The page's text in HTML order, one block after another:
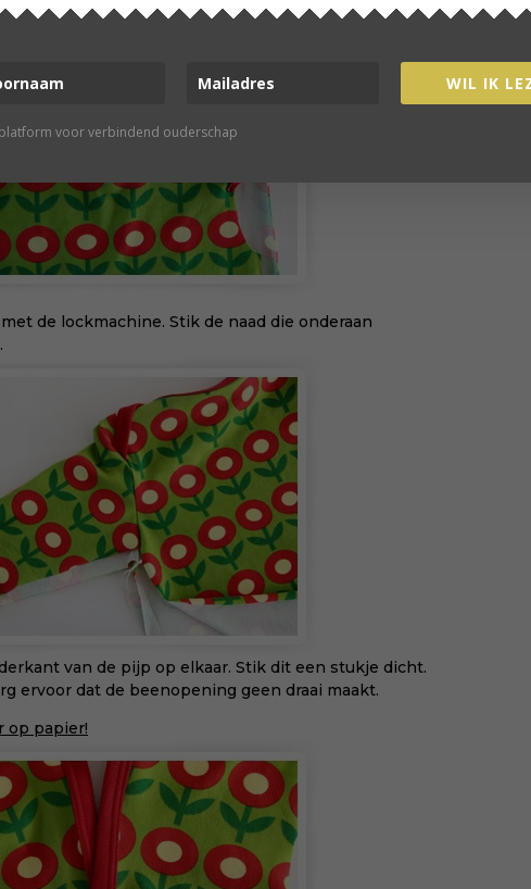
de lockmachine. Stik de naad die onderaan
van de pijp op elkaar. Stik dit een stukje dicht.
ervoor dat de beenopening geen draai maakt.
op papier!
WIL IK
voor verbindend ouderschap